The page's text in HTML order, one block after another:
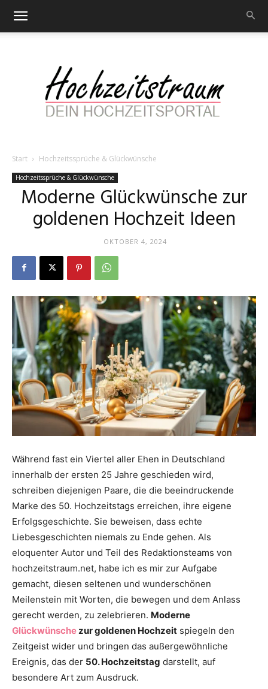
–
Portal
rund
das
Thema
Hochzeit
Start Hochzeitssprüche & Glückwünsche
Hochzeitssprüche & Glückwünsche
Moderne Glückwünsche zur
goldenen Hochzeit Ideen
OKTOBER 4, 2024
Während fast ein Viertel aller Ehen in Deutschland
innerhalb der ersten 25 Jahre geschieden wird,
schreiben diejenigen Paare, die die beeindruckende
Marke des 50. Hochzeitstags erreichen, ihre eigene
Erfolgsgeschichte. Sie beweisen, dass echte
Liebesgeschichten niemals zu Ende gehen. Als
eloquenter Autor und Teil des Redaktionsteams von
hochzeitstraum.net, habe ich es mir zur Aufgabe
gemacht, diesen seltenen und wunderschönen
Meilenstein mit Worten, die bewegen und dem Anlass
gerecht werden, zu zelebrieren. Moderne
Glückwünschezur goldenen Hochzeit spiegeln den
Zeitgeist wider und bringen das außergewöhnliche
Ereignis, das der 50. Hochzeitstag darstellt, auf
besondere Art zum Ausdruck.